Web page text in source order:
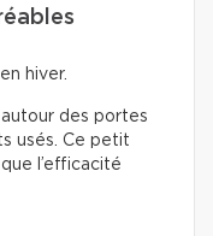
hiver.
des portes
usés. Ce petit
l’efficacité